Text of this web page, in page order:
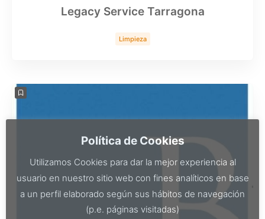
Legacy Service Tarragona
Limpieza
Política de Cookies
Utilizamos Cookies para dar la mejor experiencia al
usuario en nuestro sitio web con fines analíticos en base
a un perfil elaborado según sus hábitos de navegación
(p.e. páginas visitadas)